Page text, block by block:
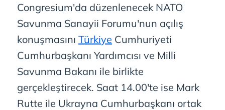
Congresium'da düzenlenecek NATO
Savunma Sanayii Forumu'nun açılış
konuşmasını Türkiye Cumhuriyeti
Cumhurbaşkanı Yardımcısı ve Milli
Savunma Bakanı ile birlikte
gerçekleştirecek. Saat 14.00'te ise Mark
Rutte ile Ukrayna Cumhurbaşkanı ortak